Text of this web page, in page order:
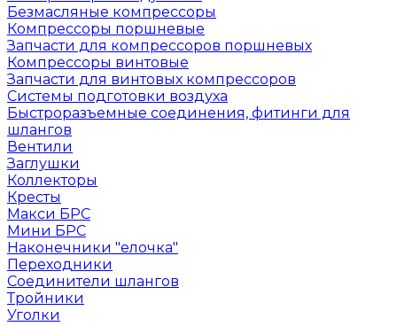
Безмасляные компрессоры
Компрессоры поршневые
Запчасти для компрессоров поршневых
Компрессоры винтовые
Запчасти для винтовых компрессоров
Системы подготовки воздуха
Быстроразъемные соединения, фитинги для
шлангов
Вентили
Заглушки
Коллекторы
Кресты
Макси БРС
Мини БРС
Наконечники "елочка"
Переходники
Соединители шлангов
Тройники
Уголки